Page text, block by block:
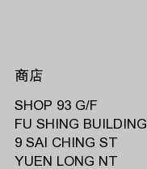
SHOP 93 G/F
FU SHING BUILDING
9 SAI CHING ST
YUEN LONG NT
商店